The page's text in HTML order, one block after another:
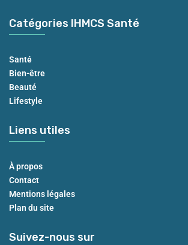
Catégories IHMCS Santé
Santé
Bien-être
Beauté
Lifestyle
Liens utiles
À propos
Contact
Mentions légales
Plan du site
Suivez-nous sur